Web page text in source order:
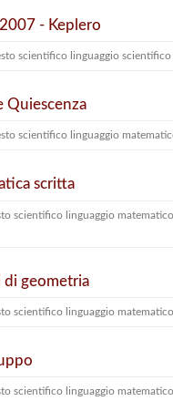
- Keplero
scientifico linguaggio scientifico
Quiescenza
scientifico linguaggio
scritta
scientifico linguaggio matematico
di geometria
scientifico linguaggio matematico
scientifico linguaggio matematico